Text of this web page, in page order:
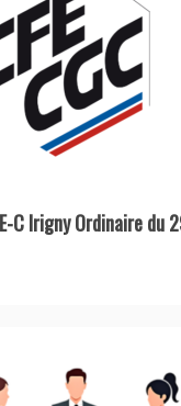
C Irigny Ordinaire du